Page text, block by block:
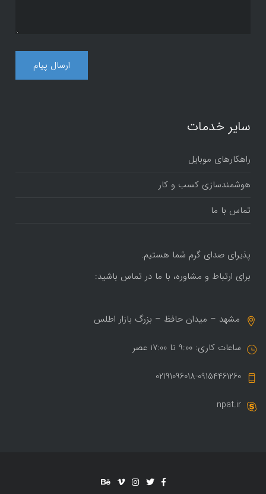
سایر خدمات
راهکارهای موبایل
هوشمندسازی کسب و کار
تماس با ما
پذیرای صدای گرم شما هستیم.
برای ارتباط و مشاوره، با ما در تماس باشید:
مشهد – میدان حافظ – بزرگ بازار اطلس
ساعات کاری: 9:00 تا 17:00 عصر
02191096018-09154461260
npat.ir